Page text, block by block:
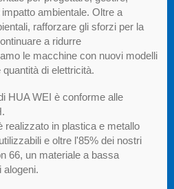
ambientale. Oltre a
rafforzare gli sforzi per la
a ridurre
le macchine con nuovi modelli
di elettricità.
HUA WEI è conforme alle
realizzato in plastica e metallo
e oltre l'85% dei nostri
66, un materiale a bassa
alogeni.